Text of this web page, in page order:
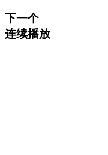
下一个
连续播放